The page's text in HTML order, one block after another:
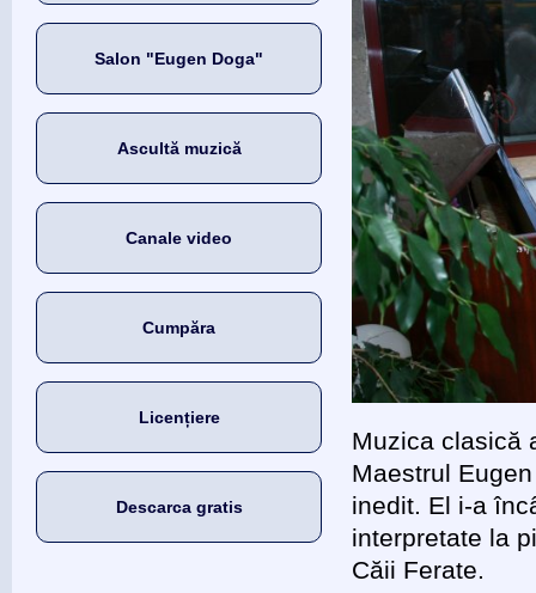
Salon "Eugen Doga"
Ascultă muzică
Canale video
Cumpăra
Licențiere
Descarca gratis
Muzica clasică
Maestrul
inedit. El i-a
interpretate la
Căii Ferate.